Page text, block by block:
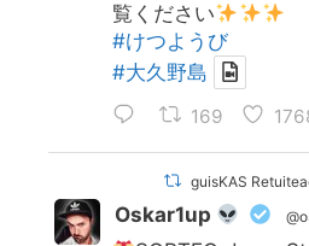
覧ください
#けつようび
#大久野島
169
guisKAS
Oskar1up